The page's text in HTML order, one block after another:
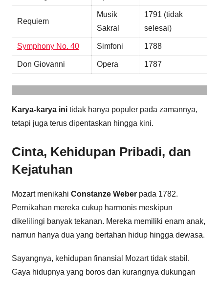
Requiem
Musik
Sakral
1791 (tidak
selesai)
Symphony No. 40 Simfoni 1788
Don Giovanni Opera 1787
Karya-karya ini tidak hanya populer pada zamannya,
tetapi juga terus dipentaskan hingga kini.
Cinta, Kehidupan Pribadi, dan
Kejatuhan
Mozart menikahi Constanze Weber pada 1782.
Pernikahan mereka cukup harmonis meskipun
dikelilingi banyak tekanan. Mereka memiliki enam anak,
namun hanya dua yang bertahan hidup hingga dewasa.
Sayangnya, kehidupan finansial Mozart tidak stabil.
Gaya hidupnya yang boros dan kurangnya dukungan